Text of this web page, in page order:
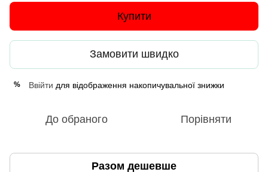
Купити
Замовити швидко
% Ввійти для відображення накопичувальної знижки
До обраного Порівняти
Разом дешевше